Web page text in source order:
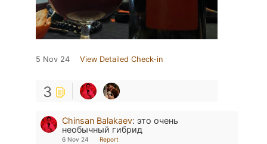
5 Nov 24 View Detailed Check-in
3
Chinsan Balakaev: это очень
необычный гибрид
6 Nov 24 Report